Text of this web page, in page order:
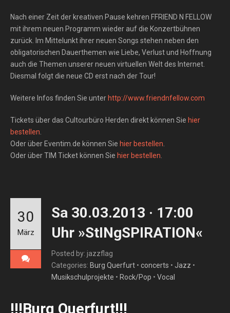
Nach einer Zeit der kreativen Pause kehren FFRIEND N FELLOW
mit ihrem neuen Programm wieder auf die Konzertbühnen
zurück. Im Mittelunkt ihrer neuen Songs stehen neben den
obligatorischen Dauerthemen wie Liebe, Verlust und Hoffnung
auch die Themen unserer neuen virtuellen Welt des Internet.
Diesmal folgt die neue CD erst nach der Tour!
Weitere Infos finden Sie unter http://www.friendnfellow.com
Tickets über das Cultourbüro Herden direkt können Sie hier
bestellen
Oder über Eventim.de können Sie hier bestellen
Oder über TIM Ticket können Sie hier bestellen
Sa 30.03.2013 · 17:00
Uhr »StINgSPIRATION«
Posted by: jazzflag
Categories: Burg Querfurt • concerts • Jazz •
Musikschulprojekte • Rock/Pop • Vocal
30
März
!!!Burg Querfurt!!!